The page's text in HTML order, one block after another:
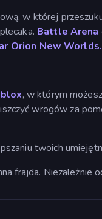
w której
Battle Arena
Orion New Worlds.
, w którym
wrogów za
twoich
frajda.